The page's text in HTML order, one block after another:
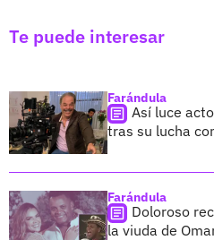
Te puede interesar
Farándula
Así luce
tras su lucha
Farándula
Doloroso
la viuda de